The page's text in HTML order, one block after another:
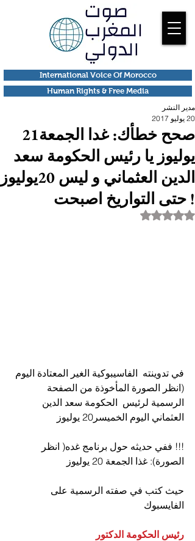
Human Rights & Free Media
International Voice Of Morocco
صحح خطأك: غدا الجمعة21
يوليوز يا رئيس الحكومة سعد
الدين العثماني و ليس 20يوليوز
! حتى التواريخ اصبحت
مدير النشر
20 يوليو 2017
تم التقييم بـ ليس رقمًا من أصل 5 نجوم.
في تدوينته  الفاسيبوكية الغير المعتادة اليوم
(انظر الصورة المأخوذة من الصفحة
الرسمية لرئيس  الحكومة سعد الدين
العثماني اليوم الخميسر20 يوليوز
!!! ففي حديثه حول برنامج غده( انظر
الصورة): غذا الجمعة 20 يوليوز
حيث كتب في صفته الرسمية على
الفايسبوك
رئيس الحكومة الدكتور